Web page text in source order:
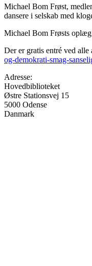
Michael Bom Frøst,
dansere i selskab med
Michael Bom Frøsts
Der er gratis entré ved
og-demokrati-smag-
Adresse:
Hovedbiblioteket
Østre Stationsvej 15
5000 Odense
Danmark